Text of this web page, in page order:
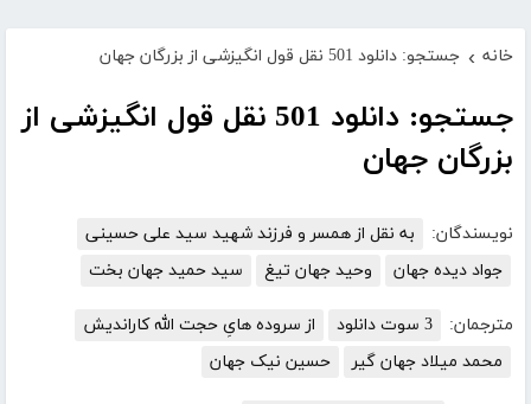
خانه › جستجو: دانلود 501 نقل قول انگیزشی از بزرگان جهان
جستجو: دانلود 501 نقل قول انگیزشی از
بزرگان جهان
نویسندگان:
به نقل از همسر و فرزند شهید سید علی حسینی
جواد دیده جهان
وحید جهان تیغ سید حمید جهان بخت
مترجمان: 3 سوت دانلود
از سروده هایِ حجت الله کاراندیش
محمد میلاد جهان گیر
حسین نیک جهان